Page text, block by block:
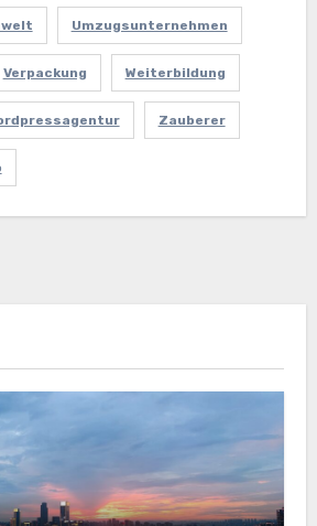
Umzugsunternehmen
Verpackung Weiterbildung
Zauberer